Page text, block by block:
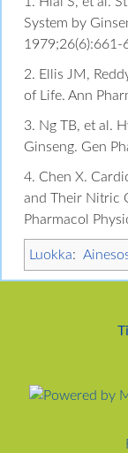
System by
1979;26(6):661-
2. Ellis JM,
of Life. Ann
3. Ng TB, et al.
Ginseng. Gen
4. Chen X.
and Their Nitric
Pharmacol
Luokka: